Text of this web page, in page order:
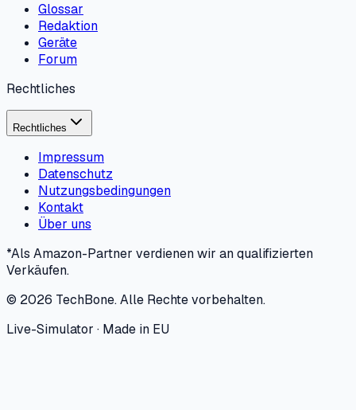
Glossar
Redaktion
Geräte
Forum
Rechtliches
Rechtliches
Impressum
Datenschutz
Nutzungsbedingungen
Kontakt
Über uns
*Als Amazon-Partner verdienen wir an qualifizierten
Verkäufen.
© 2026 TechBone.Alle Rechte vorbehalten.
Live-Simulator · Made in EU